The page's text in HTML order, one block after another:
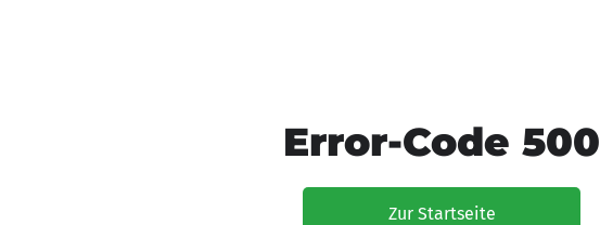
Error-Code 500
Zur Startseite